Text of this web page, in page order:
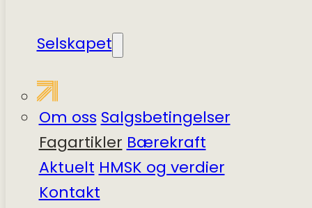
Selskapet
Om ossSalgsbetingelser
FagartiklerBærekraft
AktueltHMSK og verdier
Kontakt